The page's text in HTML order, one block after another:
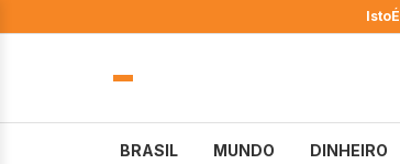
IstoÉ
BRASIL MUNDO DINHEIRO